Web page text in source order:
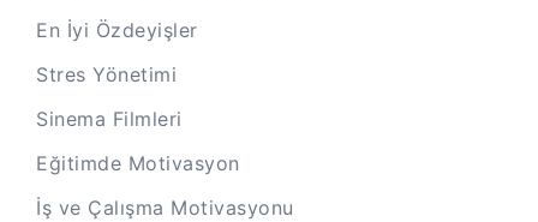
En İyi Özdeyişler
Stres Yönetimi
Sinema Filmleri
Eğitimde Motivasyon
İş ve Çalışma Motivasyonu